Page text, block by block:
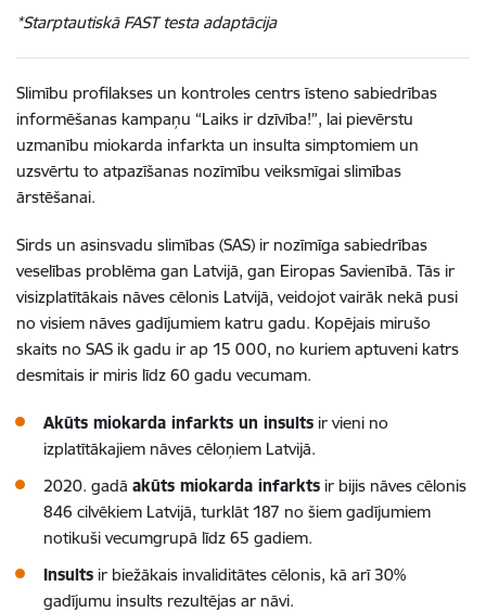
*Starptautiskā FAST testa adaptācija
Slimību profilakses un kontroles centrs īsteno sabiedrības
informēšanas kampaņu “Laiks ir dzīvība!”, lai pievērstu
uzmanību miokarda infarkta un insulta simptomiem un
uzsvērtu to atpazīšanas nozīmību veiksmīgai slimības
ārstēšanai.
Sirds un asinsvadu slimības (SAS) ir nozīmīga sabiedrības
veselības problēma gan Latvijā, gan Eiropas Savienībā. Tās ir
visizplatītākais nāves cēlonis Latvijā, veidojot vairāk nekā pusi
no visiem nāves gadījumiem katru gadu. Kopējais mirušo
skaits no SAS ik gadu ir ap 15 000, no kuriem aptuveni katrs
desmitais ir miris līdz 60 gadu vecumam.
Akūts miokarda infarkts un insults ir vieni no
izplatītākajiem nāves cēloņiem Latvijā.
2020. gadā akūts miokarda infarkts ir bijis nāves cēlonis
846 cilvēkiem Latvijā, turklāt 187 no šiem gadījumiem
notikuši vecumgrupā līdz 65 gadiem.
Insults ir biežākais invaliditātes cēlonis, kā arī 30%
gadījumu insults rezultējas ar nāvi.